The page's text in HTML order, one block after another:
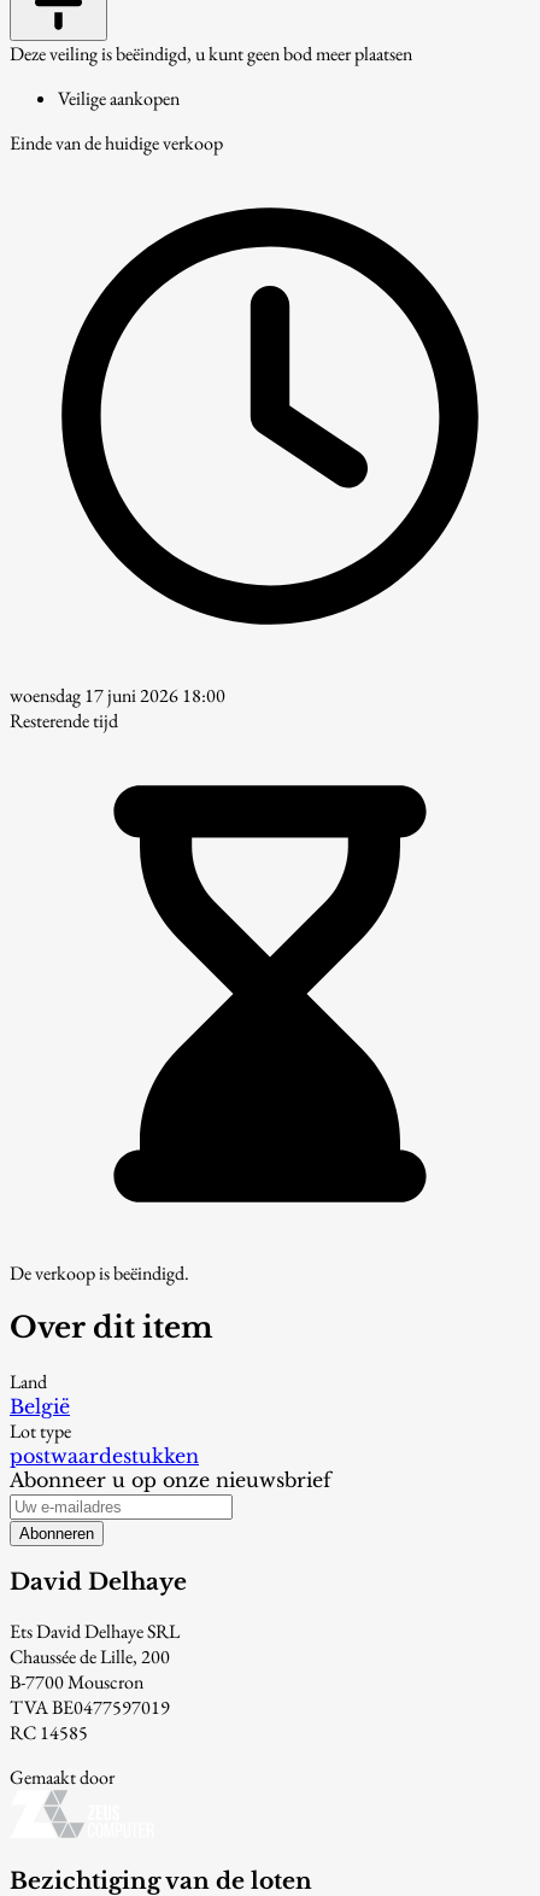
Deze veiling is beëindigd, u kunt geen bod meer plaatsen
Veilige aankopen
Einde van de huidige verkoop
woensdag 17 juni 2026 18:00
Resterende tijd
De verkoop is beëindigd.
Over dit item
Land
België
Lot type
postwaardestukken
Abonneer u op onze nieuwsbrief
Abonneren
David Delhaye
Ets David Delhaye SRL
Chaussée de Lille, 200
B-7700 Mouscron
TVA BE0477597019
RC 14585
Gemaakt door
Bezichtiging van de loten